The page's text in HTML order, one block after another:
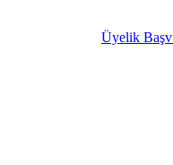
Üyelik